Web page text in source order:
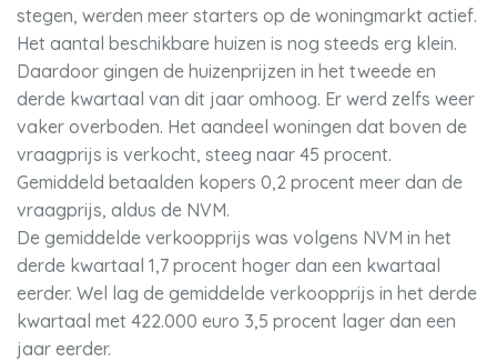
stegen, werden meer starters op de woningmarkt actief.
Het aantal beschikbare huizen is nog steeds erg klein.
Daardoor gingen de huizenprijzen in het tweede en
derde kwartaal van dit jaar omhoog. Er werd zelfs weer
vaker overboden. Het aandeel woningen dat boven de
vraagprijs is verkocht, steeg naar 45 procent.
Gemiddeld betaalden kopers 0,2 procent meer dan de
vraagprijs, aldus de NVM.
De gemiddelde verkoopprijs was volgens NVM in het
derde kwartaal 1,7 procent hoger dan een kwartaal
eerder. Wel lag de gemiddelde verkoopprijs in het derde
kwartaal met 422.000 euro 3,5 procent lager dan een
jaar eerder.